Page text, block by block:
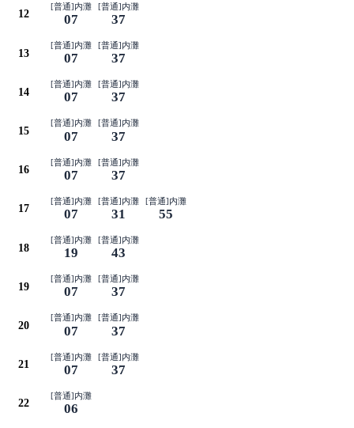
12
[普通]内灘
07
[普通]内灘
37
13
[普通]内灘
07
[普通]内灘
37
14
[普通]内灘
07
[普通]内灘
37
15
[普通]内灘
07
[普通]内灘
37
16
[普通]内灘
07
[普通]内灘
37
17
[普通]内灘
07
[普通]内灘
31
[普通]内灘
55
18
[普通]内灘
19
[普通]内灘
43
19
[普通]内灘
07
[普通]内灘
37
20
[普通]内灘
07
[普通]内灘
37
21
[普通]内灘
07
[普通]内灘
37
22
[普通]内灘
06